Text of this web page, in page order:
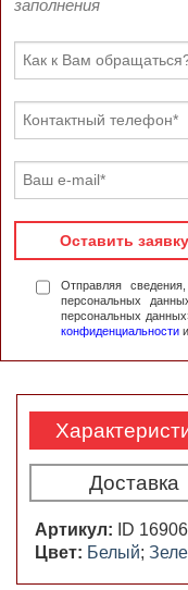
заполнения
Оставить заявку
Отправляя
персональных
персональных
конфиденциальности и
Доставка
Артикул:
ID 16906
Цвет: Белый;